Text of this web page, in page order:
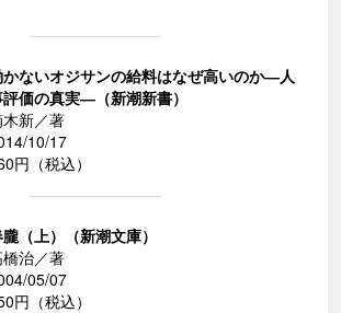
ないオジサンの給料はなぜ高いのか―人
価の真実―（新潮新書）
新／著
10/17
円（税込）
（上）（新潮文庫）
治／著
05/07
円（税込）